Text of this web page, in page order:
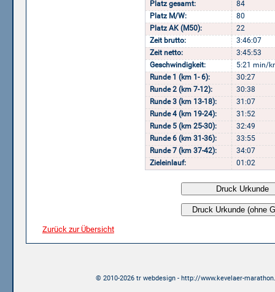
Platz gesamt:
84
Platz M/W:
80
Platz AK (M50):
22
Zeit brutto:
3:46:07
Zeit netto:
3:45:53
Geschwindigkeit:
5:21 min/
Runde 1 (km 1- 6):
30:27
Runde 2 (km 7-12):
30:38
Runde 3 (km 13-18):
31:07
Runde 4 (km 19-24):
31:52
Runde 5 (km 25-30):
32:49
Runde 6 (km 31-36):
33:55
Runde 7 (km 37-42):
34:07
Zieleinlauf:
01:02
Zurück zur Übersicht
© 2010-2026 tr webdesign - http://www.kevelaer-